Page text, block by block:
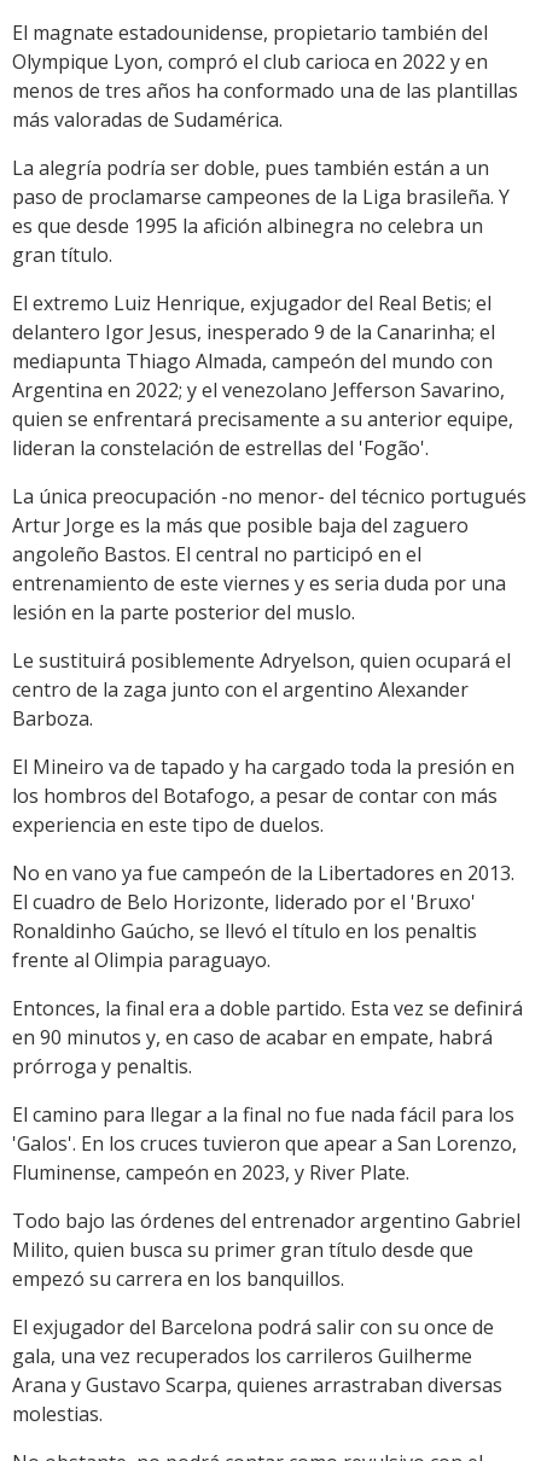
El magnate estadounidense, propietario también del
Olympique Lyon, compró el club carioca en 2022 y en
menos de tres años ha conformado una de las plantillas
más valoradas de Sudamérica.
La alegría podría ser doble, pues también están a un
paso de proclamarse campeones de la Liga brasileña. Y
es que desde 1995 la afición albinegra no celebra un
gran título.
El extremo Luiz Henrique, exjugador del Real Betis; el
delantero Igor Jesus, inesperado 9 de la Canarinha; el
mediapunta Thiago Almada, campeón del mundo con
Argentina en 2022; y el venezolano Jefferson Savarino,
quien se enfrentará precisamente a su anterior equipe,
lideran la constelación de estrellas del 'Fogão'.
La única preocupación -no menor- del técnico portugués
Artur Jorge es la más que posible baja del zaguero
angoleño Bastos. El central no participó en el
entrenamiento de este viernes y es seria duda por una
lesión en la parte posterior del muslo.
Le sustituirá posiblemente Adryelson, quien ocupará el
centro de la zaga junto con el argentino Alexander
Barboza.
El Mineiro va de tapado y ha cargado toda la presión en
los hombros del Botafogo, a pesar de contar con más
experiencia en este tipo de duelos.
No en vano ya fue campeón de la Libertadores en 2013.
El cuadro de Belo Horizonte, liderado por el 'Bruxo'
Ronaldinho Gaúcho, se llevó el título en los penaltis
frente al Olimpia paraguayo.
Entonces, la final era a doble partido. Esta vez se definirá
en 90 minutos y, en caso de acabar en empate, habrá
prórroga y penaltis.
El camino para llegar a la final no fue nada fácil para los
'Galos'. En los cruces tuvieron que apear a San Lorenzo,
Fluminense, campeón en 2023, y River Plate.
Todo bajo las órdenes del entrenador argentino Gabriel
Milito, quien busca su primer gran título desde que
empezó su carrera en los banquillos.
El exjugador del Barcelona podrá salir con su once de
gala, una vez recuperados los carrileros Guilherme
Arana y Gustavo Scarpa, quienes arrastraban diversas
molestias.